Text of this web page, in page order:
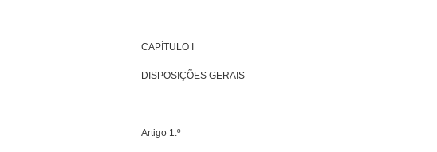
CAPÍTULO I
DISPOSIÇÕES GERAIS
Artigo 1.º